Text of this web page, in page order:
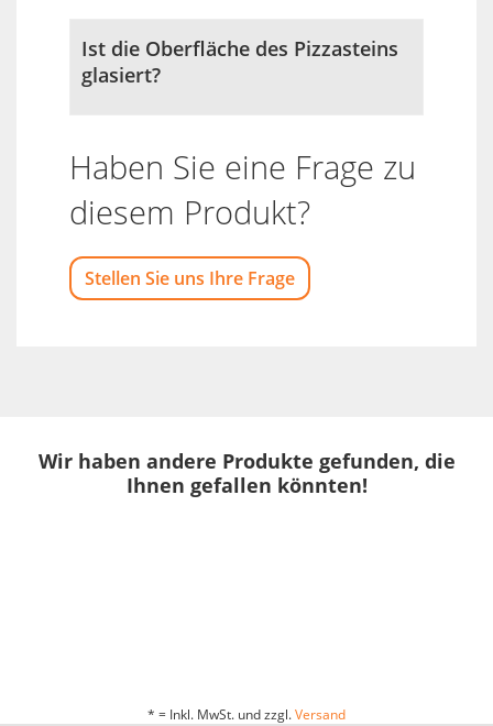
Ist die Oberfläche des Pizzasteins
glasiert?
Haben Sie eine Frage zu
diesem Produkt?
Stellen Sie uns Ihre Frage
Wir haben andere Produkte gefunden, die
Ihnen gefallen könnten!
* = Inkl. MwSt. und zzgl.Versand